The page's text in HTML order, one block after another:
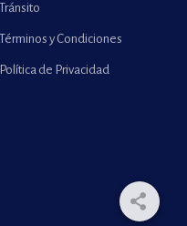
Tránsito
Términos y Condiciones
Política de Privacidad